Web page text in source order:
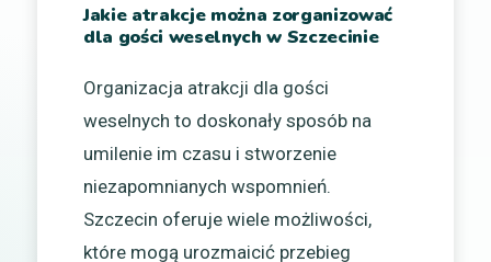
Jakie atrakcje można zorganizować
dla gości weselnych w Szczecinie
Organizacja atrakcji dla gości
weselnych to doskonały sposób na
umilenie im czasu i stworzenie
niezapomnianych wspomnień.
Szczecin oferuje wiele możliwości,
które mogą urozmaicić przebieg